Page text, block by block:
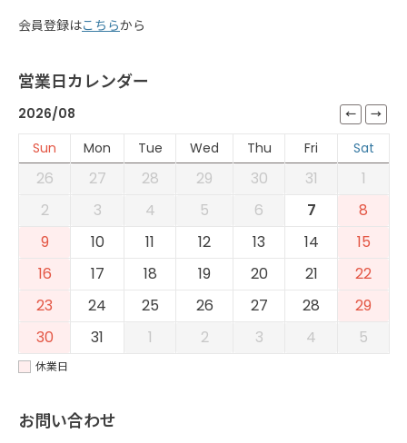
会員登録はこちらから
営業日カレンダー
2026/08
Sun
Mon Tue Wed Thu Fri Sat
26 27 28 29 30 31
1
2
3 4 5 6 7
8
9
10 11 12 13 14
15
16
17 18 19 20 21
22
23
24 25 26 27 28
29
30
31 1 2 3 4 5
休業日
お問い合わせ